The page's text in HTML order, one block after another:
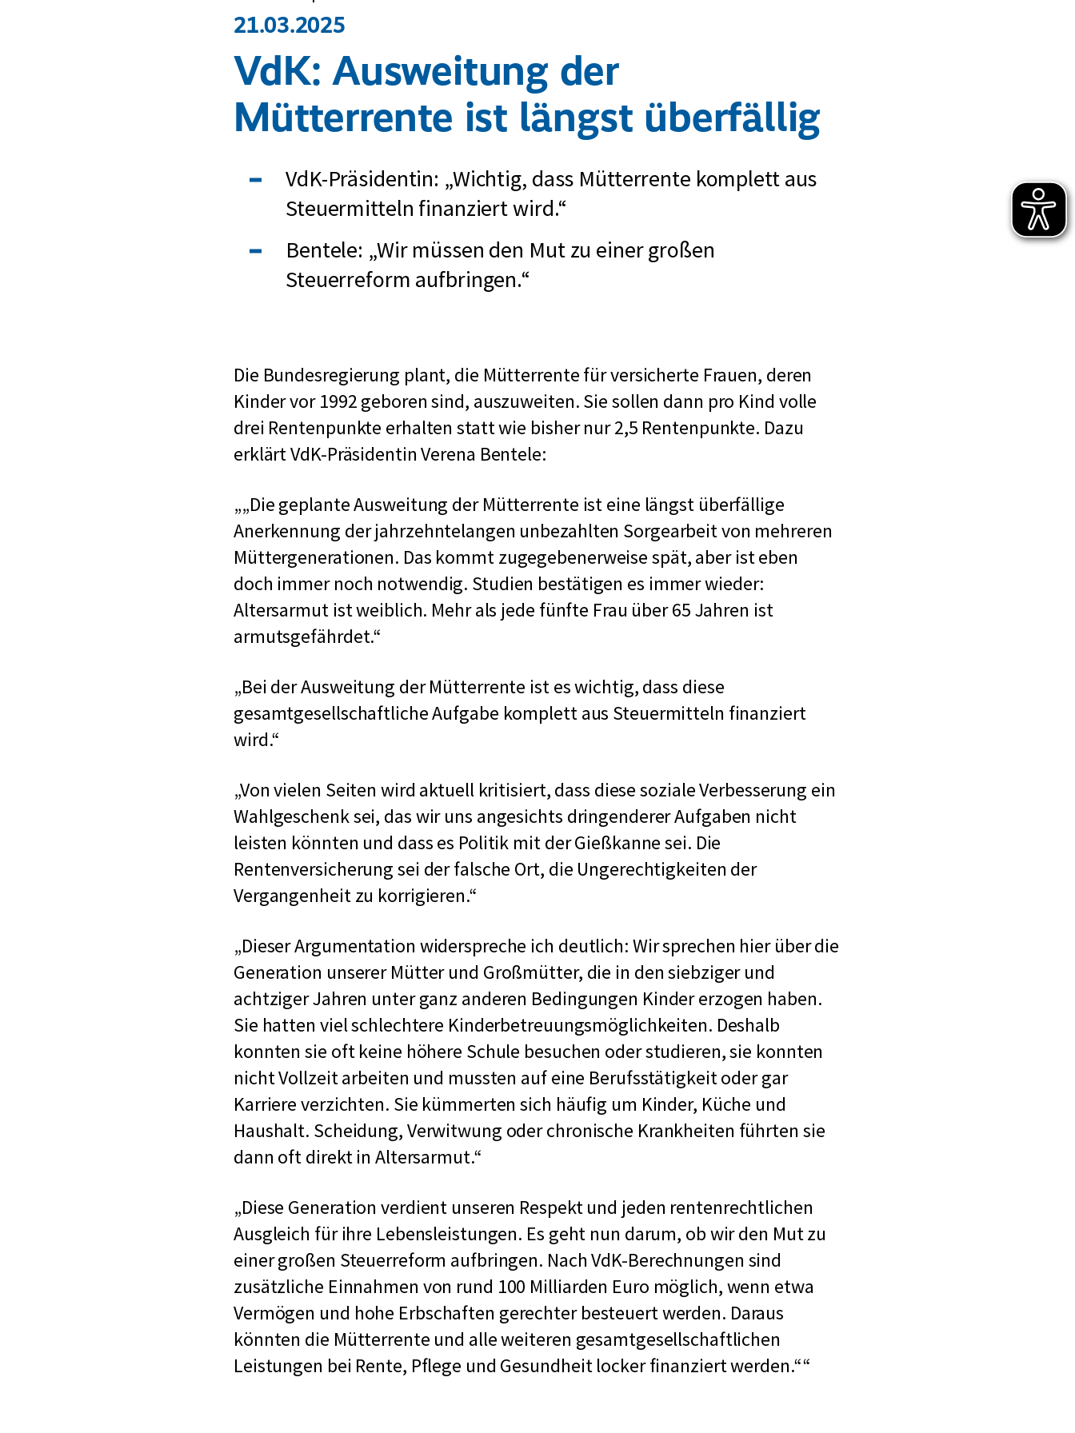
21.03.2025
VdK: Ausweitung der
Mütterrente ist längst überfällig
VdK-Präsidentin: „Wichtig, dass Mütterrente komplett aus
Steuermitteln finanziert wird.“
Bentele: „Wir müssen den Mut zu einer großen
Steuerreform aufbringen.“
Die Bundesregierung plant, die Mütterrente für versicherte Frauen, deren
Kinder vor 1992 geboren sind, auszuweiten. Sie sollen dann pro Kind volle
drei Rentenpunkte erhalten statt wie bisher nur 2,5 Rentenpunkte. Dazu
erklärt VdK-Präsidentin Verena Bentele:
„Die geplante Ausweitung der Mütterrente ist eine längst überfällige
Anerkennung der jahrzehntelangen unbezahlten Sorgearbeit von mehreren
Müttergenerationen. Das kommt zugegebenerweise spät, aber ist eben
doch immer noch notwendig. Studien bestätigen es immer wieder:
Altersarmut ist weiblich. Mehr als jede fünfte Frau über 65 Jahren ist
armutsgefährdet.
Bei der Ausweitung der Mütterrente ist es wichtig, dass diese
gesamtgesellschaftliche Aufgabe komplett aus Steuermitteln finanziert
wird.
Von vielen Seiten wird aktuell kritisiert, dass diese soziale Verbesserung ein
Wahlgeschenk sei, das wir uns angesichts dringenderer Aufgaben nicht
leisten könnten und dass es Politik mit der Gießkanne sei. Die
Rentenversicherung sei der falsche Ort, die Ungerechtigkeiten der
Vergangenheit zu korrigieren.
Dieser Argumentation widerspreche ich deutlich: Wir sprechen hier über die
Generation unserer Mütter und Großmütter, die in den siebziger und
achtziger Jahren unter ganz anderen Bedingungen Kinder erzogen haben.
Sie hatten viel schlechtere Kinderbetreuungsmöglichkeiten. Deshalb
konnten sie oft keine höhere Schule besuchen oder studieren, sie konnten
nicht Vollzeit arbeiten und mussten auf eine Berufsstätigkeit oder gar
Karriere verzichten. Sie kümmerten sich häufig um Kinder, Küche und
Haushalt. Scheidung, Verwitwung oder chronische Krankheiten führten sie
dann oft direkt in Altersarmut.
Diese Generation verdient unseren Respekt und jeden rentenrechtlichen
Ausgleich für ihre Lebensleistungen. Es geht nun darum, ob wir den Mut zu
einer großen Steuerreform aufbringen. Nach VdK-Berechnungen sind
zusätzliche Einnahmen von rund 100 Milliarden Euro möglich, wenn etwa
Vermögen und hohe Erbschaften gerechter besteuert werden. Daraus
könnten die Mütterrente und alle weiteren gesamtgesellschaftlichen
Leistungen bei Rente, Pflege und Gesundheit locker finanziert werden.“